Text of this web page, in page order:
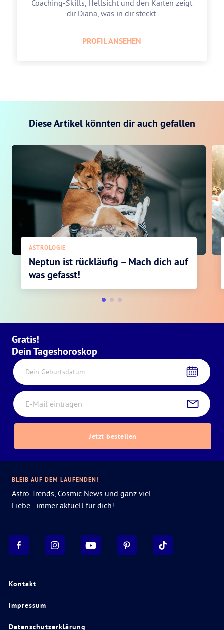
Coaching-Skills, Hellsicht und den Karten zeigt
dir Diana, was in dir steckt.
PROFIL ANSEHEN
Diese Artikel könnten dir auch gefallen
ASTROLOGIE
Neptun ist rückläufig – Mach dich auf
was gefasst!
Gratis!
Dein Tageshoroskop
Dein Geburtsdatum
Jetzt bestellen
Kontakt
Impressum
Datenschutzerklärung
BLEIB AUF DEM LAUFENDEN!
Astro-Trends, Cosmic News und ganz viel
Liebe - immer aktuell für dich!